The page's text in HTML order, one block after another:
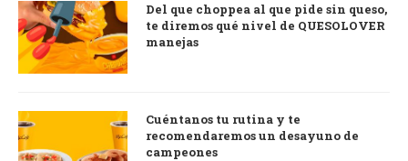
Del que choppea al que pide sin queso,
te diremos qué nivel de QUESOLOVER
manejas
Cuéntanos tu rutina y te
recomendaremos un desayuno de
campeones